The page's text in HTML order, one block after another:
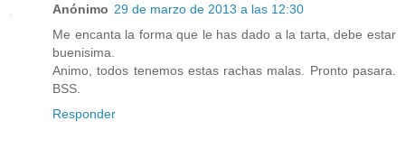
Anónimo 29 de marzo de 2013 a las 12:30
Me encanta la forma que le has dado a la tarta, debe estar
buenisima.
Animo, todos tenemos estas rachas malas. Pronto pasara.
BSS.
Responder